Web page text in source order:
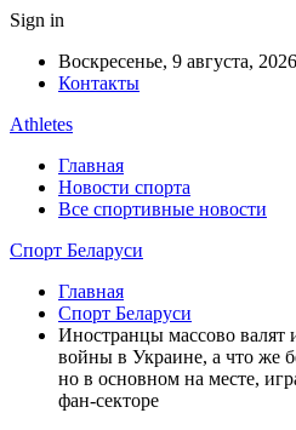
Sign in
Воскресенье, 9 августа, 2026
Контакты
Athletes
Главная
Новости спорта
Все спортивные новости
Спорт Беларуси
Главная
Спорт Беларуси
Иностранцы массово валят
войны в Украине, а что же
но в основном на месте,
фан-секторе